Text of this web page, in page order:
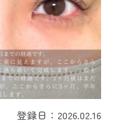
登録日：2026.02.16